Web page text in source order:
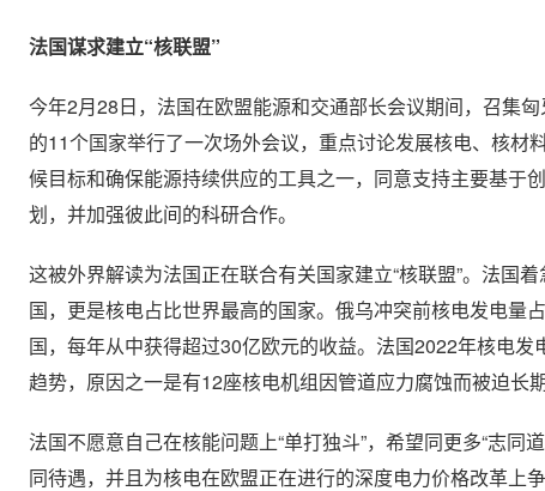
法国谋求建立“核联盟”
今年2月28日，法国在欧盟能源和交通部长会议期间，召集
的11个国家举行了一次场外会议，重点讨论发展核电、核
候目标和确保能源持续供应的工具之一，同意支持主要基于
划，并加强彼此间的科研合作。
这被外界解读为法国正在联合有关国家建立“核联盟”。法国
国，更是核电占比世界最高的国家。俄乌冲突前核电发电量
国，每年从中获得超过30亿欧元的收益。法国2022年核电
趋势，原因之一是有12座核电机组因管道应力腐蚀而被迫长期
法国不愿意自己在核能问题上“单打独斗”，希望同更多“志同
同待遇，并且为核电在欧盟正在进行的深度电力价格改革上